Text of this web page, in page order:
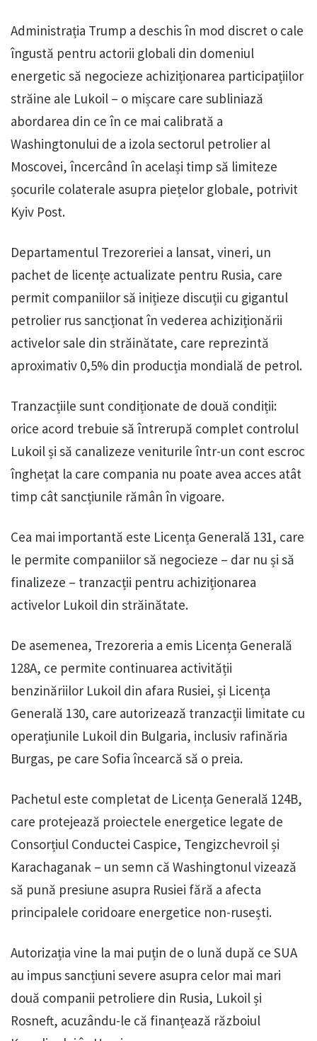
Administrația Trump a deschis în mod discret o cale
îngustă pentru actorii globali din domeniul
energetic să negocieze achiziționarea participațiilor
străine ale Lukoil – o mișcare care subliniază
abordarea din ce în ce mai calibrată a
Washingtonului de a izola sectorul petrolier al
Moscovei, încercând în același timp să limiteze
șocurile colaterale asupra piețelor globale, potrivit
Kyiv Post.
Departamentul Trezoreriei a lansat, vineri, un
pachet de licențe actualizate pentru Rusia, care
permit companiilor să inițieze discuții cu gigantul
petrolier rus sancționat în vederea achiziționării
activelor sale din străinătate, care reprezintă
aproximativ 0,5% din producția mondială de petrol.
Tranzacțiile sunt condiționate de două condiții:
orice acord trebuie să întrerupă complet controlul
Lukoil și să canalizeze veniturile într-un cont escroc
înghețat la care compania nu poate avea acces atât
timp cât sancțiunile rămân în vigoare.
Cea mai importantă este Licența Generală 131, care
le permite companiilor să negocieze – dar nu și să
finalizeze – tranzacții pentru achiziționarea
activelor Lukoil din străinătate.
De asemenea, Trezoreria a emis Licența Generală
128A, ce permite continuarea activității
benzinăriilor Lukoil din afara Rusiei, și Licența
Generală 130, care autorizează tranzacții limitate cu
operațiunile Lukoil din Bulgaria, inclusiv rafinăria
Burgas, pe care Sofia încearcă să o preia.
Pachetul este completat de Licența Generală 124B,
care protejează proiectele energetice legate de
Consorțiul Conductei Caspice, Tengizchevroil și
Karachaganak – un semn că Washingtonul vizează
să pună presiune asupra Rusiei fără a afecta
principalele coridoare energetice non-rusești.
Autorizația vine la mai puțin de o lună după ce SUA
au impus sancțiuni severe asupra celor mai mari
două companii petroliere din Rusia, Lukoil și
Rosneft, acuzându-le că finanțează războiul